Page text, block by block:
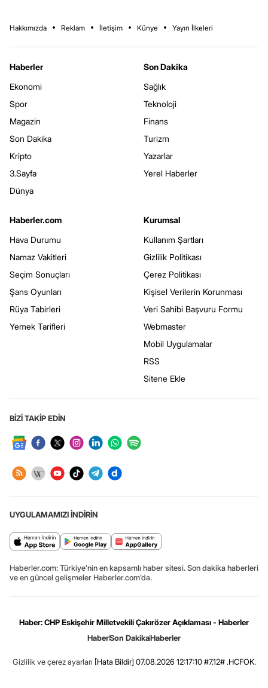
Hakkımızda Reklam İletişim Künye Yayın İlkeleri
Haberler
Ekonomi
Spor
Magazin
Son Dakika
Kripto
3.Sayfa
Dünya
Son Dakika
Sağlık
Teknoloji
Finans
Turizm
Yazarlar
Yerel Haberler
Haberler.com
Hava Durumu
Namaz Vakitleri
Seçim Sonuçları
Şans Oyunları
Rüya Tabirleri
Yemek Tarifleri
Kurumsal
Kullanım Şartları
Gizlilik Politikası
Çerez Politikası
Kişisel Verilerin Korunması
Veri Sahibi Başvuru Formu
Webmaster
Mobil Uygulamalar
RSS
Sitene Ekle
BİZİ TAKİP EDİN
UYGULAMAMIZI İNDİRİN
Haberler.com: Türkiye’nin en kapsamlı haber sitesi. Son dakika haberleri
ve en güncel gelişmeler Haberler.com’da.
Haber: CHP Eskişehir Milletvekili Çakırözer Açıklaması - Haberler
HaberSon DakikaHaberler
Gizlilik ve çerez ayarları [Hata Bildir] 07.08.2026 12:17:10 #7.12# .HCFOK.